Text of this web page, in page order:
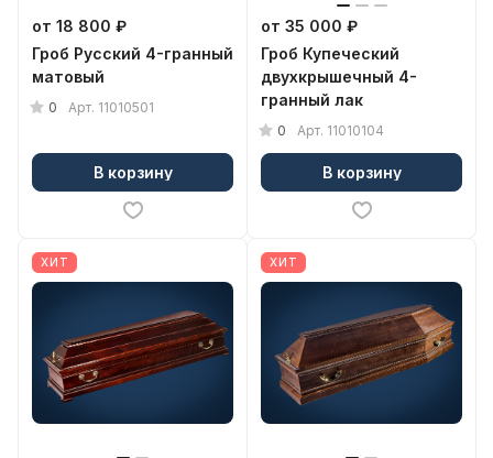
от 18 800 ₽
Гроб Русский 4-гранный
матовый
0 Арт. 11010501
В корзину
от 35 000 ₽
Гроб Купеческий
двухкрышечный 4-
гранный лак
0 Арт. 11010104
В корзину
ХИТ ХИТ